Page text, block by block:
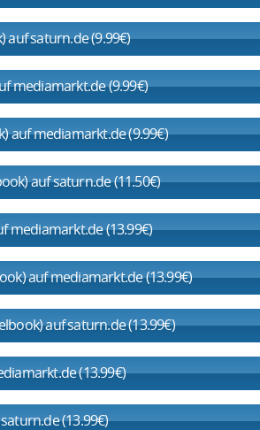
auf saturn.de (9.99€)
mediamarkt.de (9.99€)
auf mediamarkt.de (9.99€)
auf saturn.de (11.50€)
mediamarkt.de (13.99€)
auf mediamarkt.de (13.99€)
auf saturn.de (13.99€)
(13.99€)
(13.99€)